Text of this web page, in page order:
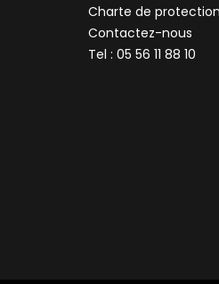
Charte de
Contactez-nous
Tel : 05 56 11 88 10